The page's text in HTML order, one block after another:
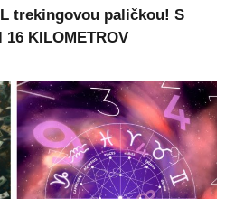
trekingovou paličkou! S
KILOMETROV